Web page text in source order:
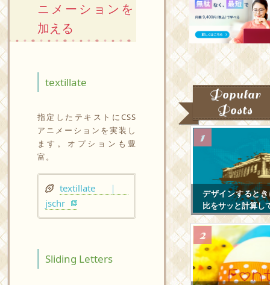
ニメーションを
加える
textillate
指定したテキストにCSS
アニメーションを実装し
ます。オプションも豊
富。
textillate ｜
jschr
Sliding Letters
Popular
Posts
デザインすると
比をサッと計算し